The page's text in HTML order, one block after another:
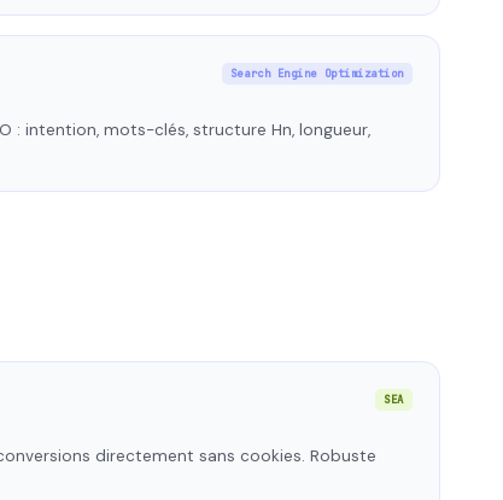
Search Engine Optimization
: intention, mots-clés, structure Hn, longueur,
SEA
directement sans cookies. Robuste